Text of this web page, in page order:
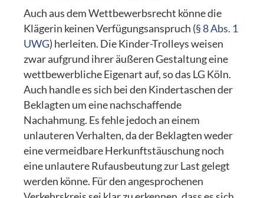
Auch aus dem Wettbewerbsrecht könne die
Klägerin keinen Verfügungsanspruch (§ 8 Abs. 1
UWG) herleiten. Die Kinder-Trolleys weisen
zwar aufgrund ihrer äußeren Gestaltung eine
wettbewerbliche Eigenart auf, so das LG Köln.
Auch handle es sich bei den Kindertaschen der
Beklagten um eine nachschaffende
Nachahmung. Es fehle jedoch an einem
unlauteren Verhalten, da der Beklagten weder
eine vermeidbare Herkunftstäuschung noch
eine unlautere Rufausbeutung zur Last gelegt
werden könne. Für den angesprochenen